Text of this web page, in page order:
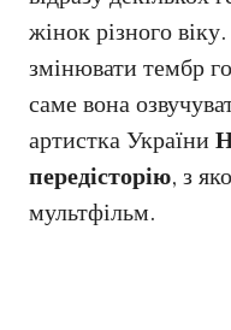
жінок різного
змінювати тембр
саме вона
артистка України
передісторію, з
мультфільм.